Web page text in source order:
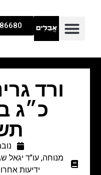
ורד
כ״ג
מנוחה, עו"ד יגאל
ידיעות